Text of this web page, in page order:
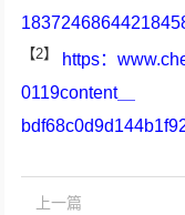
【2】
https：
0119content＿
上一篇